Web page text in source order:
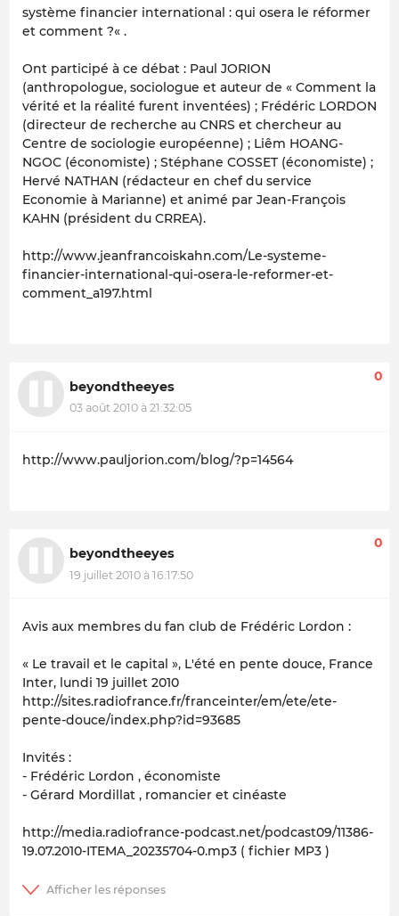
système financier international : qui osera le réformer
et comment ?« .
Ont participé à ce débat : Paul JORION
(anthropologue, sociologue et auteur de « Comment la
vérité et la réalité furent inventées) ; Frédéric LORDON
(directeur de recherche au CNRS et chercheur au
Centre de sociologie européenne) ; Liêm HOANG-
NGOC (économiste) ; Stéphane COSSET (économiste) ;
Hervé NATHAN (rédacteur en chef du service
Economie à Marianne) et animé par Jean-François
KAHN (président du CRREA).
http://www.jeanfrancoiskahn.com/Le-systeme-
financier-international-qui-osera-le-reformer-et-
comment_a197.html
beyondtheeyes
03 août 2010 à 21:32:05
0
http://www.pauljorion.com/blog/?p=14564
beyondtheeyes
19 juillet 2010 à 16:17:50
0
Avis aux membres du fan club de Frédéric Lordon :
« Le travail et le capital », L'été en pente douce, France
Inter, lundi 19 juillet 2010
http://sites.radiofrance.fr/franceinter/em/ete/ete-
pente-douce/index.php?id=93685
Invités :
- Frédéric Lordon , économiste
- Gérard Mordillat , romancier et cinéaste
http://media.radiofrance-podcast.net/podcast09/11386-
19.07.2010-ITEMA_20235704-0.mp3 ( fichier MP3 )